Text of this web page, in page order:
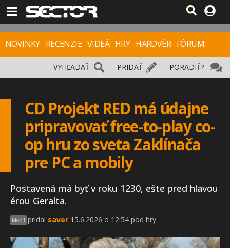
NOVINKY RECENZIE VIDEÁ HRY HARDVÉR FÓRUM
PORADIŤ?
PRIDAŤ
VYHĽADAŤ
CD Projekt RED má údajne
pripravovať free-to-play co-
op hru zo sveta Zaklínača
pre PC a mobily
Postavená má byť v roku 1230, ešte pred hlavou
érou Geralta.
Mobil pridal saver 15.6.2026 o 12:54 pod hry